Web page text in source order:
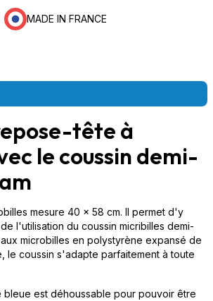
MADE IN FRANCE
tête à
le coussin demi-
mesure 40 x 58 cm. Il permet d'y
l'utilisation du coussin micribilles demi-
microbilles en polystyrène expansé de
le coussin s'adapte parfaitement à toute
bleue est déhoussable pour pouvoir être